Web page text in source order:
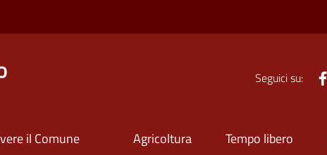
Seguici su:
il Comune Agricoltura Tempo libero